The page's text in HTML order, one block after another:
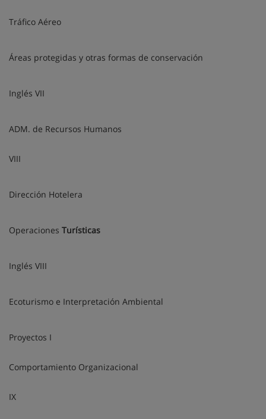
Tráfico Aéreo
Áreas protegidas y otras formas de conservación
Inglés VII
ADM. de Recursos Humanos
VIII
Dirección Hotelera
Operaciones Turísticas
Inglés VIII
Ecoturismo e Interpretación Ambiental
Proyectos I
Comportamiento Organizacional
IX